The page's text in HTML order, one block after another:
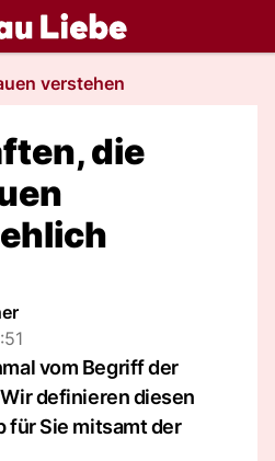
verstehen
die
vom Begriff der
definieren diesen
für Sie mitsamt der